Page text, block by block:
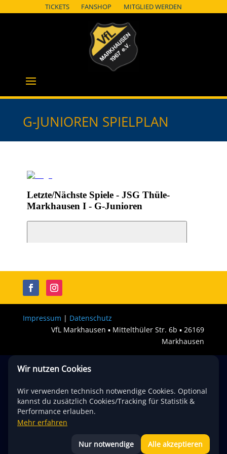
TICKETS FANSHOP MITGLIED WERDEN
G-JUNIOREN SPIELPLAN
Impressum | Datenschutz
VfL Markhausen ▪︎ Mittelthüler Str. 6b ▪︎ 26169
Markhausen
Wir nutzen Cookies
Wir verwenden technisch notwendige Cookies. Optional
kannst du zusätzlich Cookies/Tracking für Statistik &
Performance erlauben.
Mehr erfahren
Nur notwendige Alle akzeptieren